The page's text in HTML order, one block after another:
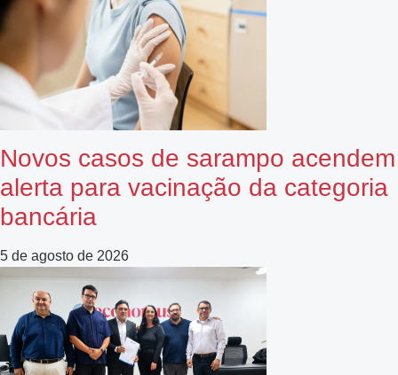
Novos casos de sarampo acendem
alerta para vacinação da categoria
bancária
5 de agosto de 2026